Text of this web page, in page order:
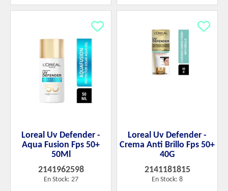
Loreal Uv Defender -
Aqua Fusion Fps 50+
50Ml
2141962598
En Stock: 27
Loreal Uv Defender -
Crema Anti Brillo Fps 50+
40G
2141181815
En Stock: 8